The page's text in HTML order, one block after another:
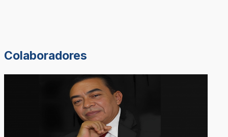
Colaboradores